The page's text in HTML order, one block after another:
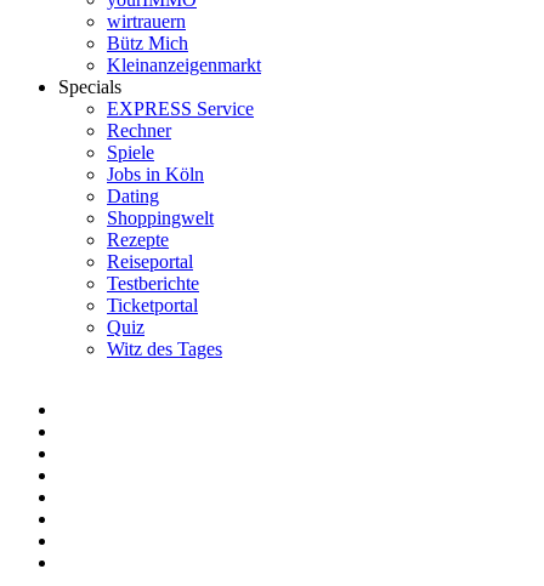
wirtrauern
Bütz Mich
Kleinanzeigenmarkt
Specials
EXPRESS Service
Rechner
Spiele
Jobs in Köln
Dating
Shoppingwelt
Rezepte
Reiseportal
Testberichte
Ticketportal
Quiz
Witz des Tages